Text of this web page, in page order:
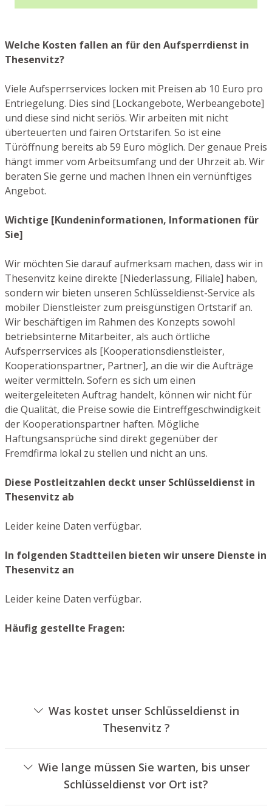
Welche Kosten fallen an für den Aufsperrdienst in
Thesenvitz?
Viele Aufsperrservices locken mit Preisen ab 10 Euro pro
Entriegelung. Dies sind [Lockangebote, Werbeangebote]
und diese sind nicht seriös. Wir arbeiten mit nicht
überteuerten und fairen Ortstarifen. So ist eine
Türöffnung bereits ab 59 Euro möglich. Der genaue Preis
hängt immer vom Arbeitsumfang und der Uhrzeit ab. Wir
beraten Sie gerne und machen Ihnen ein vernünftiges
Angebot.
Wichtige [Kundeninformationen, Informationen für
Sie]
Wir möchten Sie darauf aufmerksam machen, dass wir in
Thesenvitz keine direkte [Niederlassung, Filiale] haben,
sondern wir bieten unseren Schlüsseldienst-Service als
mobiler Dienstleister zum preisgünstigen Ortstarif an.
Wir beschäftigen im Rahmen des Konzepts sowohl
betriebsinterne Mitarbeiter, als auch örtliche
Aufsperrservices als [Kooperationsdienstleister,
Kooperationspartner, Partner], an die wir die Aufträge
weiter vermitteln. Sofern es sich um einen
weitergeleiteten Auftrag handelt, können wir nicht für
die Qualität, die Preise sowie die Eintreffgeschwindigkeit
der Kooperationspartner haften. Mögliche
Haftungsansprüche sind direkt gegenüber der
Fremdfirma lokal zu stellen und nicht an uns.
Diese Postleitzahlen deckt unser Schlüsseldienst in
Thesenvitz ab
Leider keine Daten verfügbar.
In folgenden Stadtteilen bieten wir unsere Dienste in
Thesenvitz an
Leider keine Daten verfügbar.
Häufig gestellte Fragen:
Was kostet unser Schlüsseldienst in
Thesenvitz ?
unterschiedlichen Faktoren ab, wie zum Beispiel der
Ausführung des Zylinders, der Dauer der Arbeiten und
eventuell anfallenden Anfahrtskosten. Wir bieten
Wie lange müssen Sie warten, bis unser
Schlüsseldienst vor Ort ist?